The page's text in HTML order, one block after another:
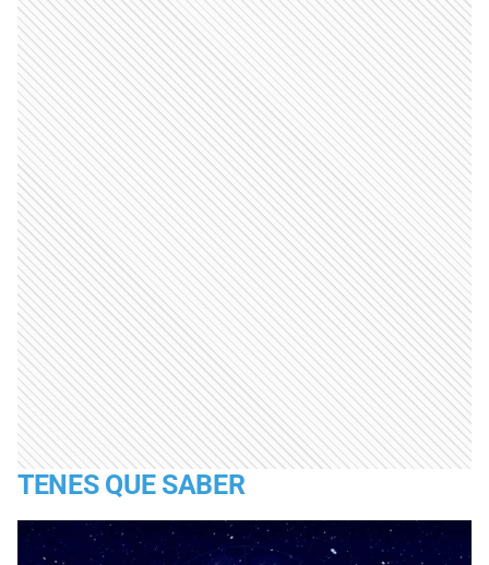
TENES QUE SABER